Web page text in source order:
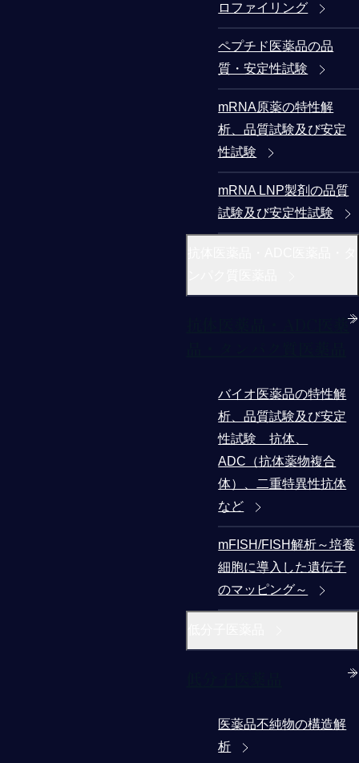
ロファイリング
ペプチド医薬品の品
質・安定性試験
mRNA原薬の特性解
析、品質試験及び安定
性試験
mRNA LNP製剤の品質
試験及び安定性試験
抗体医薬品・ADC医薬
バイオ医薬品の特性解
析、品質試験及び安定
性試験 抗体、
ADC（抗体薬物複合
体）、二重特異性抗体
など
mFISH/FISH解析～培養
細胞に導入した遺伝子
のマッピング～
医薬品不純物の構造解
析